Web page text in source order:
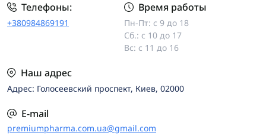
Телефоны:
+380984869191
Время работы
Пн-Пт: с 9 до 18
Сб.: с 10 до 17
Вс: с 11 до 16
Наш адрес
Адрес: Голосеевский проспект, Киев, 02000
E-mail
premiumpharma.com.ua@gmail.com